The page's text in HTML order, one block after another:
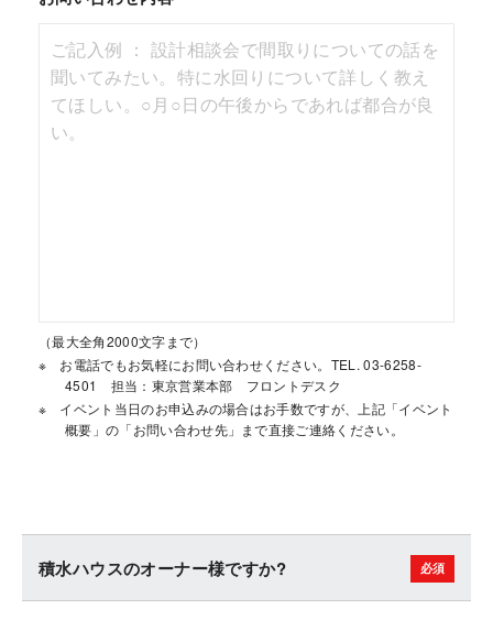
（最大全角2000文字まで）
お電話でもお気軽にお問い合わせください。TEL. 03-6258-
4501 担当：東京営業本部 フロントデスク
イベント当日のお申込みの場合はお手数ですが、上記「イベント
概要」の「お問い合わせ先」まで直接ご連絡ください。
積水ハウスのオーナー様ですか?